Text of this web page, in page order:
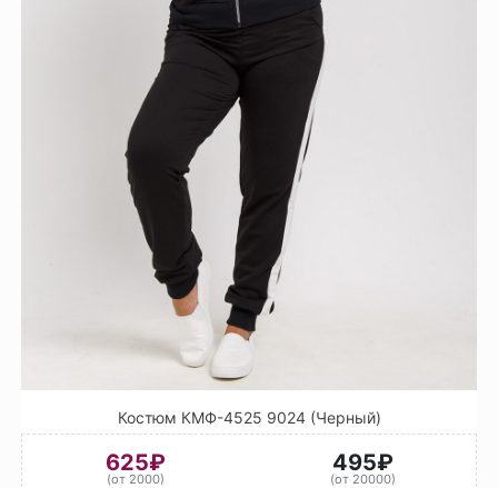
Костюм КМФ-4525 9024 (Черный)
625₽
(от 2000)
495₽
(от 20000)